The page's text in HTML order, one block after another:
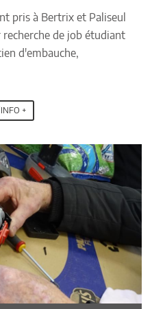
pris à Bertrix et Paliseul
de job étudiant
d'embauche,
+